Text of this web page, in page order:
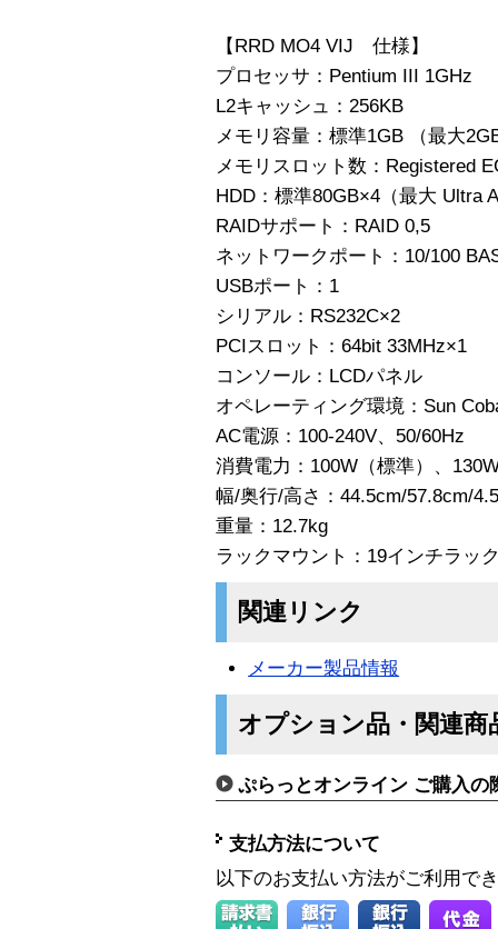
【RRD MO4 VIJ 仕様】
プロセッサ：Pentium III 1GHz
L2キャッシュ：256KB
メモリ容量：標準1GB （最大
メモリスロット数：Registered
HDD：標準80GB×4（最大 Ultra
RAIDサポート：RAID 0,5
ネットワークポート：10/100
USBポート：1
シリアル：RS232C×2
PCIスロット：64bit 33MHz×1
コンソール：LCDパネル
オペレーティング環境：Sun
AC電源：100-240V、50/60Hz
消費電力：100W（標準）、
幅/奥行/高さ：44.5cm/57.8cm/
重量：12.7kg
ラックマウント：19インチラッ
関連リンク
メーカー製品情報
オプション品・関連商
ぷらっとオンライン ご購入の
支払方法について
以下のお支払い方法がご利用で